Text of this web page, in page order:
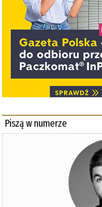
Piszą w numerze